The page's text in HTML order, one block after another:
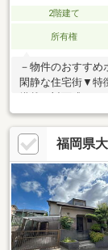
2階建て
所有権
－物件のおすす
閑静な住宅街▼特
ビング階段・屋根
の納戸は外からも
オーバーゲート
履歴【2026年4月
【2026年6月】外
━━━━━・・・物
ださい。
福岡県